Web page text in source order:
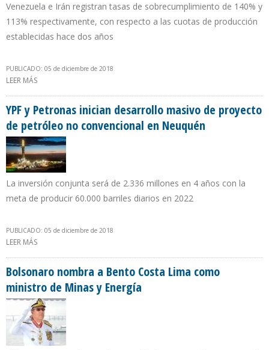
Venezuela e Irán registran tasas de sobrecumplimiento de 140% y
113% respectivamente, con respecto a las cuotas de producción
establecidas hace dos años
PUBLICADO: 05 de diciembre de 2018
LEER MÁS
YPF y Petronas inician desarrollo masivo de proyecto
de petróleo no convencional en Neuquén
La inversión conjunta será de 2.336 millones en 4 años con la
meta de producir 60.000 barriles diarios en 2022
PUBLICADO: 05 de diciembre de 2018
LEER MÁS
Bolsonaro nombra a Bento Costa Lima como
ministro de Minas y Energía